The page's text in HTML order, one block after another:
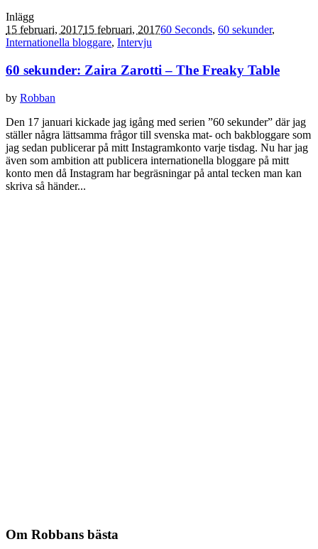
Inlägg
15 februari, 201715 februari, 201760 Seconds, 60 sekunder,
Internationella bloggare, Intervju
60 sekunder: Zaira Zarotti – The Freaky Table
by Robban
Den 17 januari kickade jag igång med serien ”60 sekunder” där jag
ställer några lättsamma frågor till svenska mat- och bakbloggare som
jag sedan publicerar på mitt Instagramkonto varje tisdag. Nu har jag
även som ambition att publicera internationella bloggare på mitt
konto men då Instagram har begräsningar på antal tecken man kan
skriva så händer...
Om Robbans bästa